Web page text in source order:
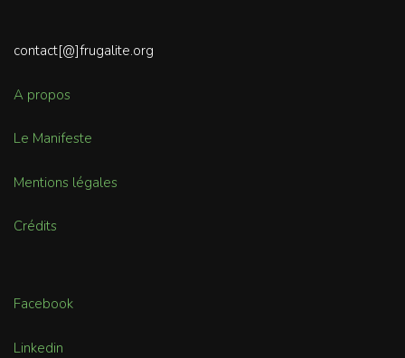
contact[@]frugalite.org
A propos
Le Manifeste
Mentions légales
Crédits
Facebook
Linkedin